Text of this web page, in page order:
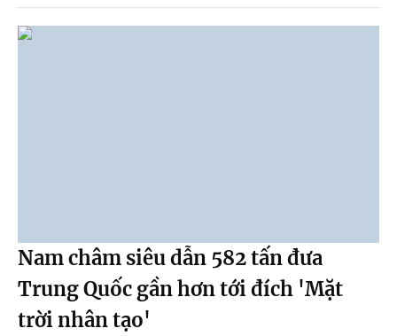
Nam châm siêu dẫn 582 tấn đưa
Trung Quốc gần hơn tới đích 'Mặt
trời nhân tạo'